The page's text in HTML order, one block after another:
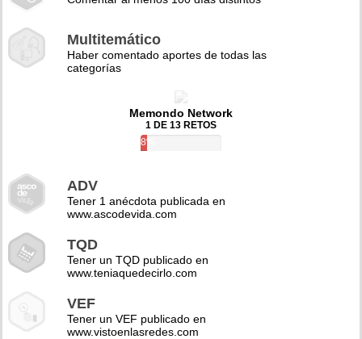
Multitemático
Haber comentado aportes de todas las
categorías
Memondo Network
1 DE 13 RETOS
8%
ADV
Tener 1 anécdota publicada en
www.ascodevida.com
TQD
Tener un TQD publicado en
www.teniaquedecirlo.com
VEF
Tener un VEF publicado en
www.vistoenlasredes.com